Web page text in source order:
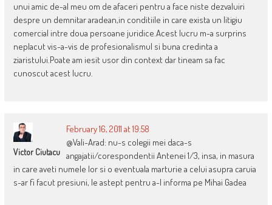
unui amic de-al meu om de afaceri pentru a face niste dezvaluiri
despre un demnitar aradean,in conditiile in care exista un litigiu
comercial intre doua persoane juridice.Acest lucru m-a surprins
neplacut vis-a-vis de profesionalismul si buna credinta a
ziaristului.Poate am iesit usor din context dar tineam sa fac
cunoscut acest lucru.
Victor Ciutacu
February 16, 2011 at 19:58
@Vali-Arad: nu-s colegii mei daca-s
angajatii/corespondentii Antenei 1/3, insa, in masura
in care aveti numele lor si o eventuala marturie a celui asupra caruia
s-ar fi facut presiuni, le astept pentru a-l informa pe Mihai Gadea